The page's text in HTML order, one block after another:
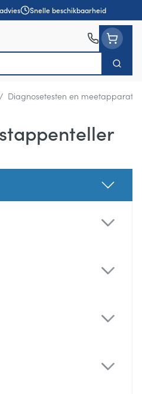
Snelle beschikbaarheid
Zoek
/ Diagnosetesten en